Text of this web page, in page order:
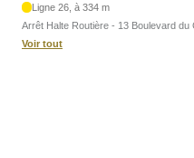
Ligne 26, à 334 m
Arrêt Halte Routière - 13 Boulevard du
Voir tout